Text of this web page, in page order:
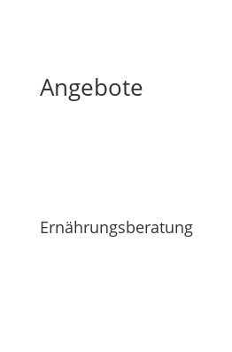
Angebote
Ernährungsberatung